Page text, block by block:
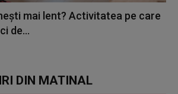
mai lent? Activitatea pe care
de...
DIN MATINAL